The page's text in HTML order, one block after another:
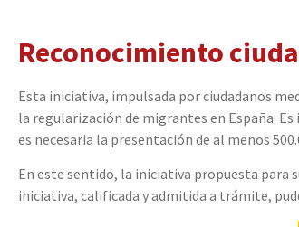
Reconocimiento
Esta iniciativa, impulsada por ciudadanos
la regularización de migrantes en España.
es necesaria la presentación de al menos
En este sentido, la iniciativa propuesta para
iniciativa, calificada y admitida a trámite,